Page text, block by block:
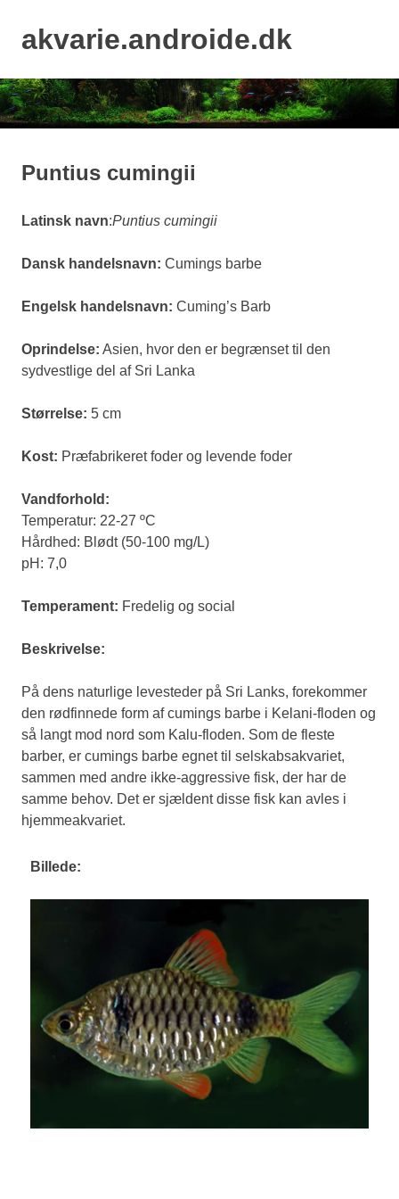
contentakvarie.androide.dk
Puntius cumingii
Latinsk navn:Puntius cumingii
Dansk handelsnavn: Cumings barbe
Engelsk handelsnavn: Cuming’s Barb
Oprindelse: Asien, hvor den er begrænset til den
sydvestlige del af Sri Lanka
Størrelse: 5 cm
Kost: Præfabrikeret foder og levende foder
Vandforhold:
Temperatur: 22-27 ºC
Hårdhed: Blødt (50-100 mg/L)
pH: 7,0
Temperament: Fredelig og social
Beskrivelse:
På dens naturlige levesteder på Sri Lanks, forekommer
den rødfinnede form af cumings barbe i Kelani-floden og
så langt mod nord som Kalu-floden. Som de fleste
barber, er cumings barbe egnet til selskabsakvariet,
sammen med andre ikke-aggressive fisk, der har de
samme behov. Det er sjældent disse fisk kan avles i
hjemmeakvariet.
Billede: